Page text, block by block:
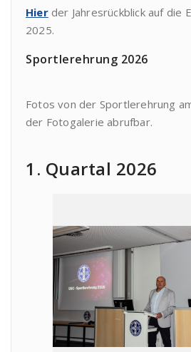
Hierder Jahresrückblick auf die
2025.
Sportlerehrung 2026
Fotos von der Sportlerehrung
der Fotogalerie abrufbar.
1. Quartal 2026